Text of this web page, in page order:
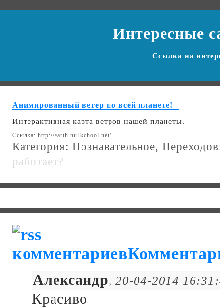
Интересные
Ссылка на
Анимированный ветер по всей планете!
Интерактивная карта ветров нашей планеты.
Ссылка: http://earth.nullschool.net/
Категория: Познавательное,
работает?
Александр, 20-04-2014
Красиво